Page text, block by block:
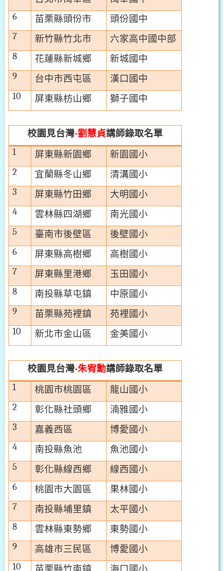
6 苗栗縣頭份市 頭份國中
7 新竹縣竹北市 六家高中國中部
8 花蓮縣新城鄉 新城國中
9 台中市西屯區 漢口國中
10 屏東縣枋山鄉 獅子國中
校園見台灣-劉慧貞講師錄取名單
1 屏東縣新園鄉 新園國小
2 宜蘭縣冬山鄉 清溝國小
3 屏東縣竹田鄉 大明國小
4 雲林縣四湖鄉 南光國小
5 臺南市後壁區 後壁國小
6 屏東縣高樹鄉 高樹國小
7 屏東縣里港鄉 玉田國小
8 南投縣草屯鎮 中原國小
9 苗栗縣苑裡鎮 苑裡國小
10 新北市金山區 金美國小
校園見台灣-朱宥勳講師錄取名單
1 桃園市桃園區 龍山國小
2 彰化縣社頭鄉 湳雅國小
3 嘉義西區 博愛國小
4 南投縣魚池 魚池國小
5 彰化縣線西鄉 線西國小
6 桃園市大園區 果林國小
7 南投縣埔里鎮 太平國小
8 雲林縣東勢鄉 東勢國小
9 高雄市三民區 博愛國小
10 苗栗縣竹南鎮 海口國小